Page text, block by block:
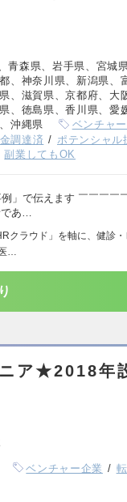
青森県、岩手県、宮城
、神奈川県、新潟県、
、滋賀県、京都府、大
、徳島県、香川県、愛
沖縄県
ベンチャ
調達済 ポテンシャル
副業してもOK
」で伝えます ￣￣￣￣
あ…
クラウド」を軸に、健診
…
ア★2018年
ベンチャー企業